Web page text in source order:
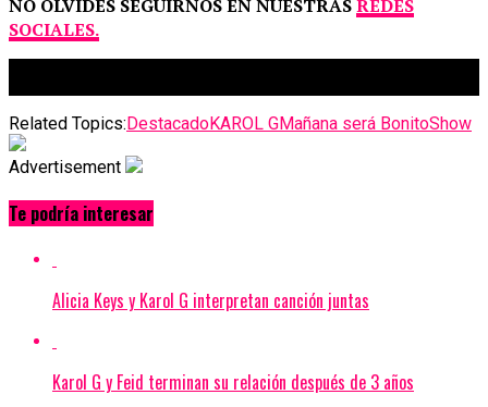
NO OLVIDES SEGUIRNOS EN NUESTRASREDES
SOCIALES.
Related Topics:DestacadoKAROL GMañana será BonitoShow
Advertisement
Te podría interesar
Alicia Keys y Karol G interpretan canción juntas
Karol G y Feid terminan su relación después de 3 años